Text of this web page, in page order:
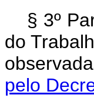
§ 3º
do
pelo